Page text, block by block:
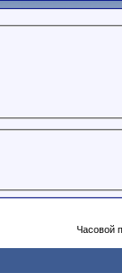
Часовой